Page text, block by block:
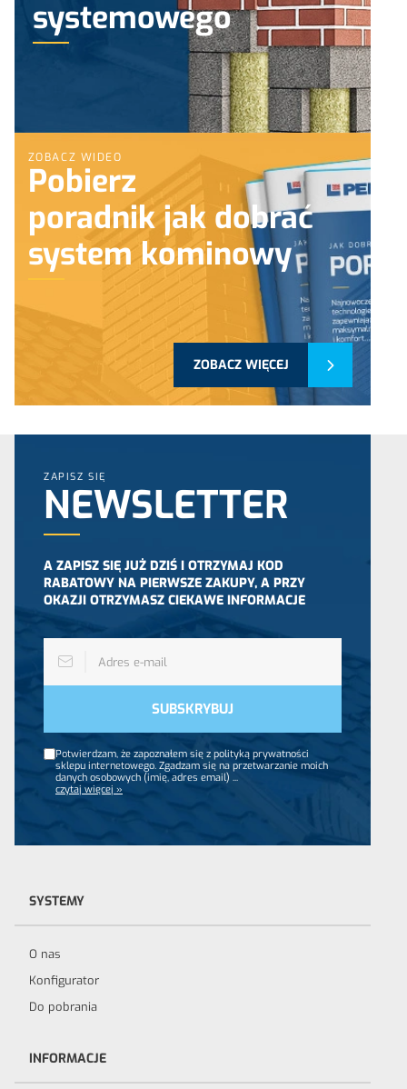
systemowego
ZOBACZ WIDEO
Pobierz
poradnik jak dobrać
system kominowy
ZOBACZ WIĘCEJ
SYSTEMY
O nas
Konfigurator
Do pobrania
INFORMACJE
ZAPISZ SIĘ
NEWSLETTER
A ZAPISZ SIĘ JUŻ DZIŚ I OTRZYMAJ KOD
RABATOWY NA PIERWSZE ZAKUPY, A PRZY
OKAZJI OTRZYMASZ CIEKAWE INFORMACJE
Potwierdzam, że zapoznałem się z polityką prywatności
sklepu internetowego. Zgadzam się na przetwarzanie moich
danych osobowych (imię, adres email) ...
czytaj więcej »